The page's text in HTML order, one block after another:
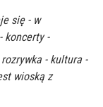
się - w
koncerty -
rozrywka - kultura -
wioską z